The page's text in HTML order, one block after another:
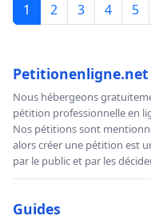
1 2 3 4 5
Petitionenligne.net
Nous hébergeons
pétition professionnelle en
Nos pétitions sont
alors créer une pétition est
par le public et par les
Guides